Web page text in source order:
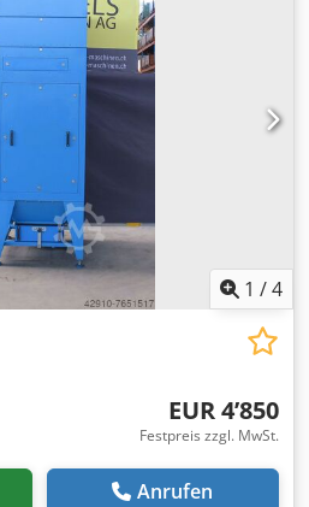
1 /4
EUR 4’850
Festpreis zzgl. MwSt.
Anrufen